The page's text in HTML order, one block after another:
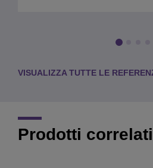
VISUALIZZA TUTTE LE
Prodotti correlati